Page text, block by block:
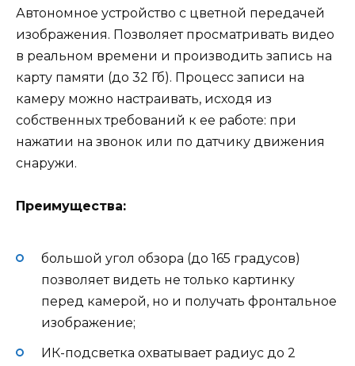
Автономное устройство с цветной передачей
изображения. Позволяет просматривать видео
в реальном времени и производить запись на
карту памяти (до 32 Гб). Процесс записи на
камеру можно настраивать, исходя из
собственных требований к ее работе: при
нажатии на звонок или по датчику движения
снаружи.
Преимущества:
большой угол обзора (до 165 градусов)
позволяет видеть не только картинку
перед камерой, но и получать фронтальное
изображение;
ИК-подсветка охватывает радиус до 2